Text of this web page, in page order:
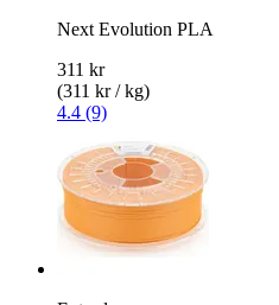
Next Evolution PLA
311 kr
(311 kr / kg)
4.4 (9)